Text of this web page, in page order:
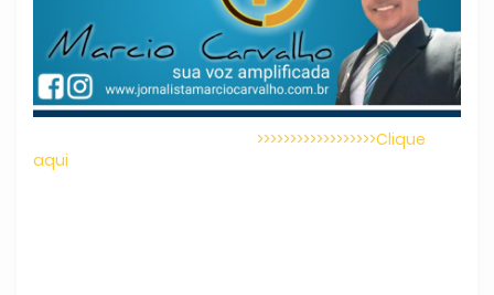
>>>>>>>>>>>>>>>>>>Clique
aqui